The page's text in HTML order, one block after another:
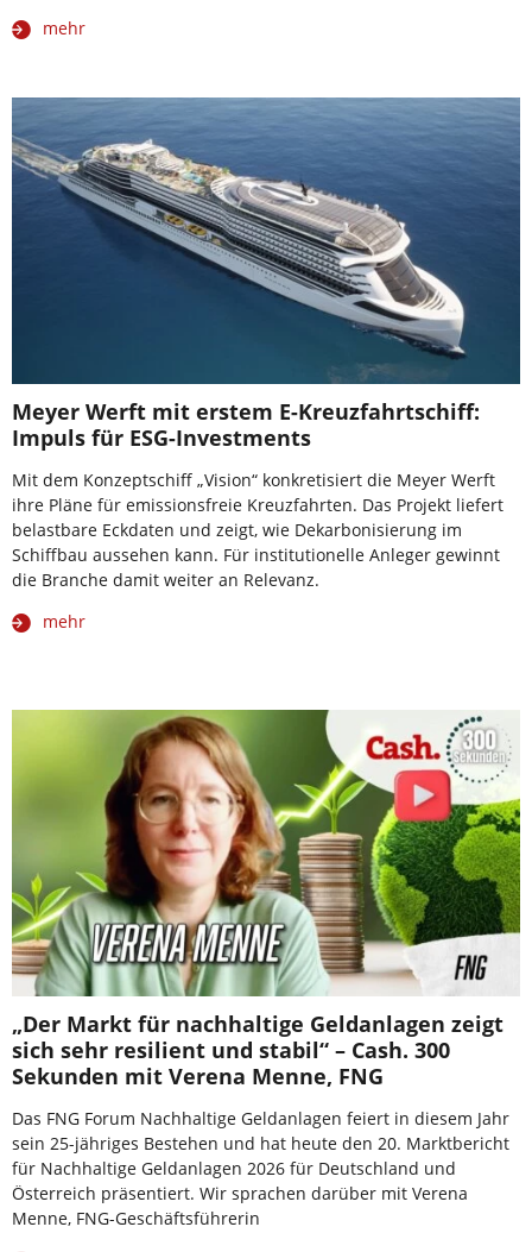
mehr
Meyer Werft mit erstem E-Kreuzfahrtschiff:
Impuls für ESG-Investments
Mit dem Konzeptschiff „Vision“ konkretisiert die Meyer Werft
ihre Pläne für emissionsfreie Kreuzfahrten. Das Projekt liefert
belastbare Eckdaten und zeigt, wie Dekarbonisierung im
Schiffbau aussehen kann. Für institutionelle Anleger gewinnt
die Branche damit weiter an Relevanz.
mehr
„Der Markt für nachhaltige Geldanlagen zeigt
sich sehr resilient und stabil“ – Cash. 300
Sekunden mit Verena Menne, FNG
Das FNG Forum Nachhaltige Geldanlagen feiert in diesem Jahr
sein 25-jähriges Bestehen und hat heute den 20. Marktbericht
für Nachhaltige Geldanlagen 2026 für Deutschland und
Österreich präsentiert. Wir sprachen darüber mit Verena
Menne, FNG-Geschäftsführerin